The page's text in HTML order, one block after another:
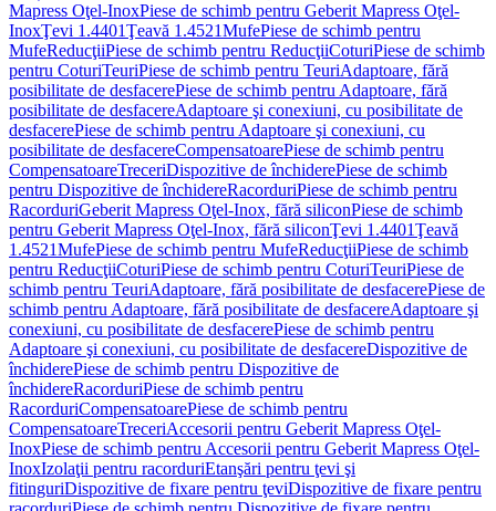
Mapress Oţel-InoxPiese de schimb pentru Geberit Mapress Oţel-
InoxŢevi 1.4401Ţeavă 1.4521MufePiese de schimb pentru
MufeReducţiiPiese de schimb pentru ReducţiiCoturiPiese de schimb
pentru CoturiTeuriPiese de schimb pentru TeuriAdaptoare, fără
posibilitate de desfacerePiese de schimb pentru Adaptoare, fără
posibilitate de desfacereAdaptoare şi conexiuni, cu posibilitate de
desfacerePiese de schimb pentru Adaptoare şi conexiuni, cu
posibilitate de desfacereCompensatoarePiese de schimb pentru
CompensatoareTreceriDispozitive de închiderePiese de schimb
pentru Dispozitive de închidereRacorduriPiese de schimb pentru
RacorduriGeberit Mapress Oţel-Inox, fără siliconPiese de schimb
pentru Geberit Mapress Oţel-Inox, fără siliconŢevi 1.4401Ţeavă
1.4521MufePiese de schimb pentru MufeReducţiiPiese de schimb
pentru ReducţiiCoturiPiese de schimb pentru CoturiTeuriPiese de
schimb pentru TeuriAdaptoare, fără posibilitate de desfacerePiese de
schimb pentru Adaptoare, fără posibilitate de desfacereAdaptoare şi
conexiuni, cu posibilitate de desfacerePiese de schimb pentru
Adaptoare şi conexiuni, cu posibilitate de desfacereDispozitive de
închiderePiese de schimb pentru Dispozitive de
închidereRacorduriPiese de schimb pentru
RacorduriCompensatoarePiese de schimb pentru
CompensatoareTreceriAccesorii pentru Geberit Mapress Oţel-
InoxPiese de schimb pentru Accesorii pentru Geberit Mapress Oţel-
InoxIzolaţii pentru racorduriEtanşări pentru ţevi şi
fitinguriDispozitive de fixare pentru ţeviDispozitive de fixare pentru